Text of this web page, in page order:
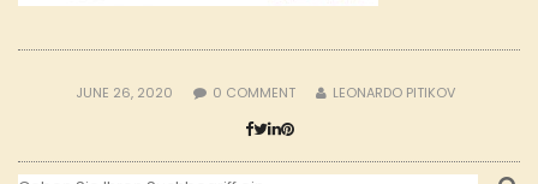
JUNE 26, 2020 0 COMMENT LEONARDO PITIKOV